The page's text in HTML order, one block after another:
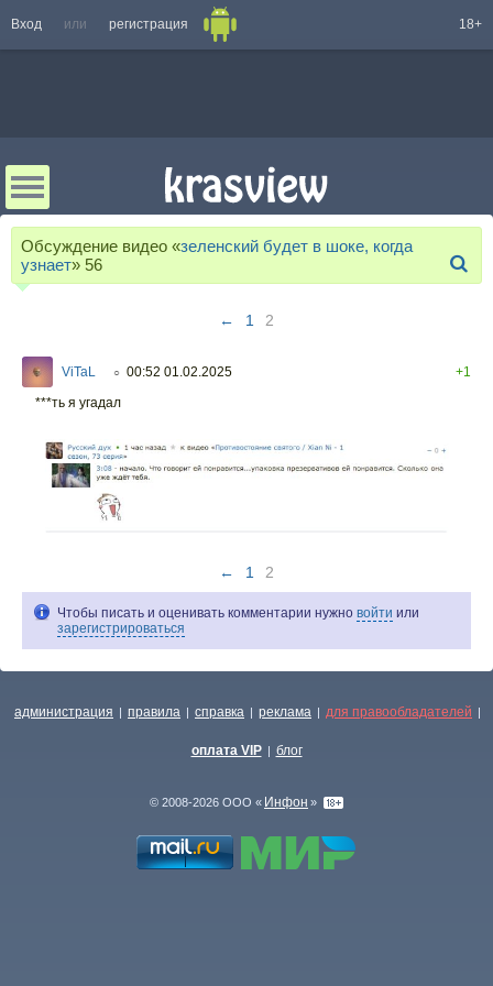
Вход или регистрация 18+
Обсуждение видео «зеленский будет в шоке, когда
узнает» 56
← 1 2
ViTaL ○ 00:52 01.02.2025
+1
***ть я угадал
← 1 2
Чтобы писать и оценивать комментарии нужно войти или
зарегистрироваться
администрация | правила | справка | реклама | для правообладателей |
оплата VIP | блог
© 2008-2026 ООО « Инфон »